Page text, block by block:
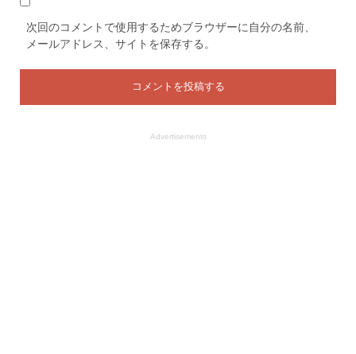
次回のコメントで使用するためブラウザーに自分の名前、
メールアドレス、サイトを保存する。
Advertisements